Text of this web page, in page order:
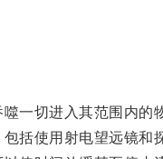
切进入其范围内的
使用射电望远镜和